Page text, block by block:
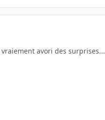
avori des surprises...